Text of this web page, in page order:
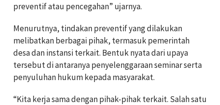
preventif atau pencegahan” ujarnya.
Menurutnya, tindakan preventif yang dilakukan
melibatkan berbagai pihak, termasuk pemerintah
desa dan instansi terkait. Bentuk nyata dari upaya
tersebut di antaranya penyelenggaraan seminar serta
penyuluhan hukum kepada masyarakat.
“Kita kerja sama dengan pihak-pihak terkait. Salah satu